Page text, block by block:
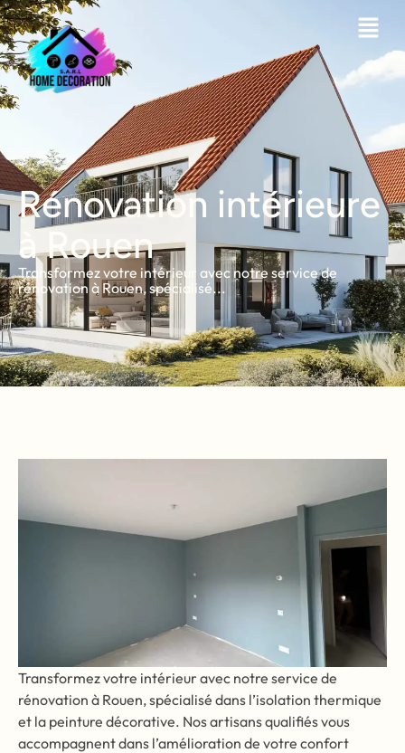
Rénovation intérieure
à Rouen
Transformez votre intérieur avec notre service de
rénovation à Rouen, spécialisé...
Transformez votre intérieur avec notre service de
rénovation à Rouen, spécialisé dans l’isolation thermique
et la peinture décorative. Nos artisans qualifiés vous
accompagnent dans l’amélioration de votre confort